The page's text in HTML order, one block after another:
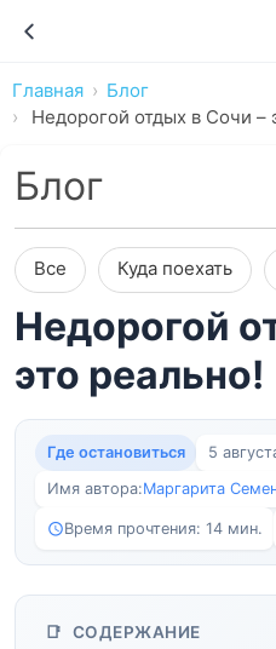
Главная
Блог
Недорогой отдых в Сочи –
Блог
Все Куда поехать
Недорогой
это реально!
Где остановиться 5
Имя автора:Маргарита
Время прочтения: 14 мин.
СОДЕРЖАНИЕ